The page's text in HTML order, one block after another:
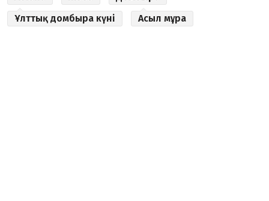
Ұлттық домбыра күні
Асыл мұра